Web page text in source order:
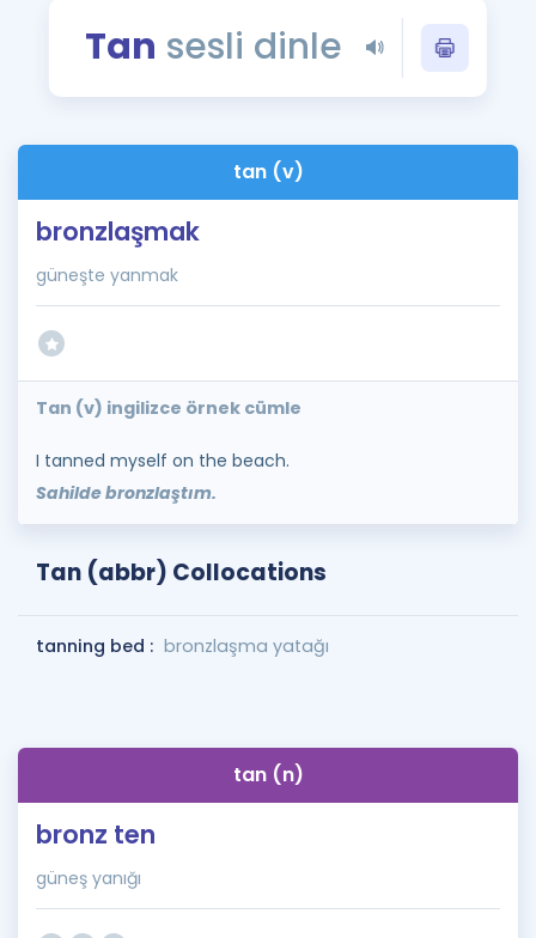
Blog
İngilizce Gramer
Tan sesli dinle
tan (v)
bronzlaşmak
güneşte yanmak
Tan (v) ingilizce örnek cümle
I tanned myself on the beach.
Sahilde bronzlaştım.
Tan (abbr) Collocations
tanning bed : bronzlaşma yatağı
tan (n)
bronz ten
güneş yanığı